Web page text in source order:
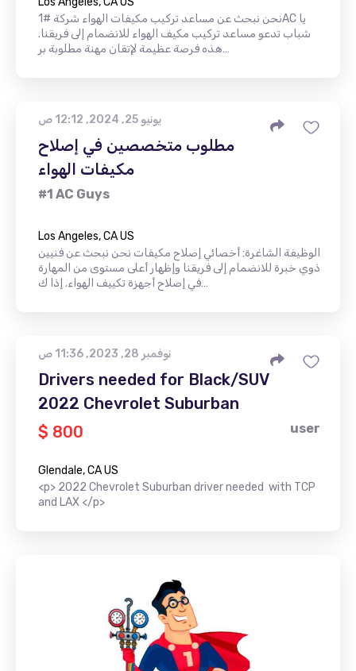
نحن نبحث عن مساعد تركيب مكيفات الهواء شركة #1AC يا
شباب تدعو مساعد تركيب مكيف الهواء للانضمام إلى فريقنا.
هذه فرصة عظيمة لإتقان مهنة مطلوبة بر…
يونيو 25, 2024, 12:12 ص
مطلوب متخصصين في إصلاح
مكيفات الهواء
#1 AC Guys
Los Angeles, CA US
الوظيفة الشاغرة: أخصائي إصلاح مكيفات نحن نبحث عن فنيين
ذوي خبرة للانضمام إلى فريقنا وإظهار أعلى مستوى من المهارة
في إصلاح أجهزة تكييف الهواء. إذا ك…
نوفمبر 28, 2023, 11:36 ص
Drivers needed for Black/SUV
2022 Chevrolet Suburban
$ 800
user
Glendale, CA US
<p> 2022 Chevrolet Suburban driver needed with TCP
and LAX </p>